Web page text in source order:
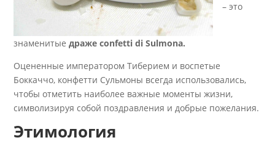
– это
знаменитыедраже confetti di Sulmona.
Оцененные императором Тиберием и воспетые
Боккаччо, конфетти Сульмоны всегда использовались,
чтобы отметить наиболее важные моменты жизни,
символизируя собой поздравления и добрые пожелания.
Этимология